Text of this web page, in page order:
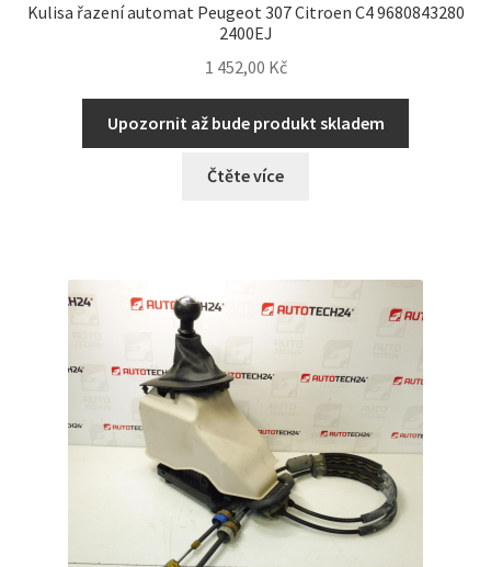
Kulisa řazení automat Peugeot 307 Citroen C4 9680843280
2400EJ
1 452,00 Kč
Upozornit až bude produkt skladem
Čtěte více